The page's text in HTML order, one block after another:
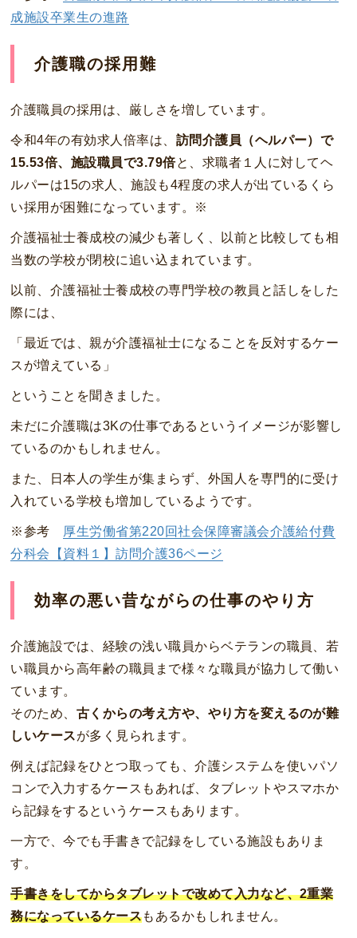
成施設卒業生の進路
介護職の採用難
介護職員の採用は、厳しさを増しています。
令和4年の有効求人倍率は、 訪問介護員（ヘルパー）で
15.53倍、施設職員で3.79倍と、求職者１人に対してヘ
ルパーは15の求人、施設も4程度の求人が出ているくら
い採用が困難になっています。※
介護福祉士養成校の減少も著しく、以前と比較しても相
当数の学校が閉校に追い込まれています。
以前、介護福祉士養成校の専門学校の教員と話しをした
際には、
「最近では、親が介護福祉士になることを反対するケー
スが増えている」
ということを聞きました。
未だに介護職は3Kの仕事であるというイメージが影響し
ているのかもしれません。
また、日本人の学生が集まらず、外国人を専門的に受け
入れている学校も増加しているようです。
※参考 厚生労働省第220回社会保障審議会介護給付費
分科会【資料１】訪問介護36ページ
効率の悪い昔ながらの仕事のやり方
介護施設では、経験の浅い職員からベテランの職員、若
い職員から高年齢の職員まで様々な職員が協力して働い
ています。
そのため、 古くからの考え方や、やり方を変えるのが難
しいケースが多く見られます。
例えば記録をひとつ取っても、介護システムを使いパソ
コンで入力するケースもあれば、タブレットやスマホか
ら記録をするというケースもあります。
一方で、今でも手書きで記録をしている施設もありま
す。
手書きをしてからタブレットで改めて入力など、2重業
務になっているケースもあるかもしれません。